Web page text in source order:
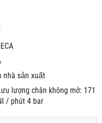
nhà sản xuất
lượng chân không mở: 171
/ phút 4 bar